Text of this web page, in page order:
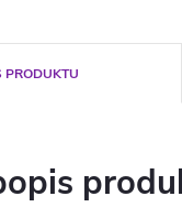
PRODUKTU